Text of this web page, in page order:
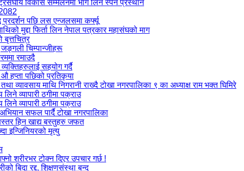
विकास सम्मेलनमा भाग लिन स्पेन प्रस्थान
प्रदर्शन पछि लस एन्जलसमा कर्फ्यू
मुद्दा फिर्ता लिन नेपाल पत्रकार महासंघको माग
बृत्तचित्र
चिम्पान्जीहरू
रमाउदै
सहयोग गर्दै
हप्ता पछिको प्रतिकृया
व्यावसाय माथि निगरानी राख्दै टोखा नगरपालिका ९ का अध्याक्ष राम भक्त घिमिरे
व्यापारी ठगीमा पक्राउ
व्यापारी ठगीमा पक्राउ
सफल पार्दै टोखा नगरपालिका
हिन खाद्य बस्तुहरु जफत
इन्जिनियरको मृत्यु
शरीरभर टोक्न दिएर उपचार गर्छ !
बिदा रद्द, शिक्षणसंस्था बन्द